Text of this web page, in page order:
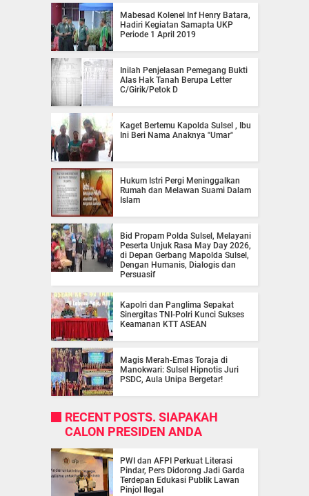
Mabesad Kolenel Inf Henry Batara,
Hadiri Kegiatan Samapta UKP
Periode 1 April 2019
Inilah Penjelasan Pemegang Bukti
Alas Hak Tanah Berupa Letter
C/Girik/Petok D
Kaget Bertemu Kapolda Sulsel , Ibu
Ini Beri Nama Anaknya "Umar"
Hukum Istri Pergi Meninggalkan
Rumah dan Melawan Suami Dalam
Islam
Bid Propam Polda Sulsel, Melayani
Peserta Unjuk Rasa May Day 2026,
di Depan Gerbang Mapolda Sulsel,
Dengan Humanis, Dialogis dan
Persuasif
Kapolri dan Panglima Sepakat
Sinergitas TNI-Polri Kunci Sukses
Keamanan KTT ASEAN
Magis Merah-Emas Toraja di
Manokwari: Sulsel Hipnotis Juri
PSDC, Aula Unipa Bergetar!
RECENT POSTS. SIAPAKAH
CALON PRESIDEN ANDA
PWI dan AFPI Perkuat Literasi
Pindar, Pers Didorong Jadi Garda
Terdepan Edukasi Publik Lawan
Pinjol Ilegal